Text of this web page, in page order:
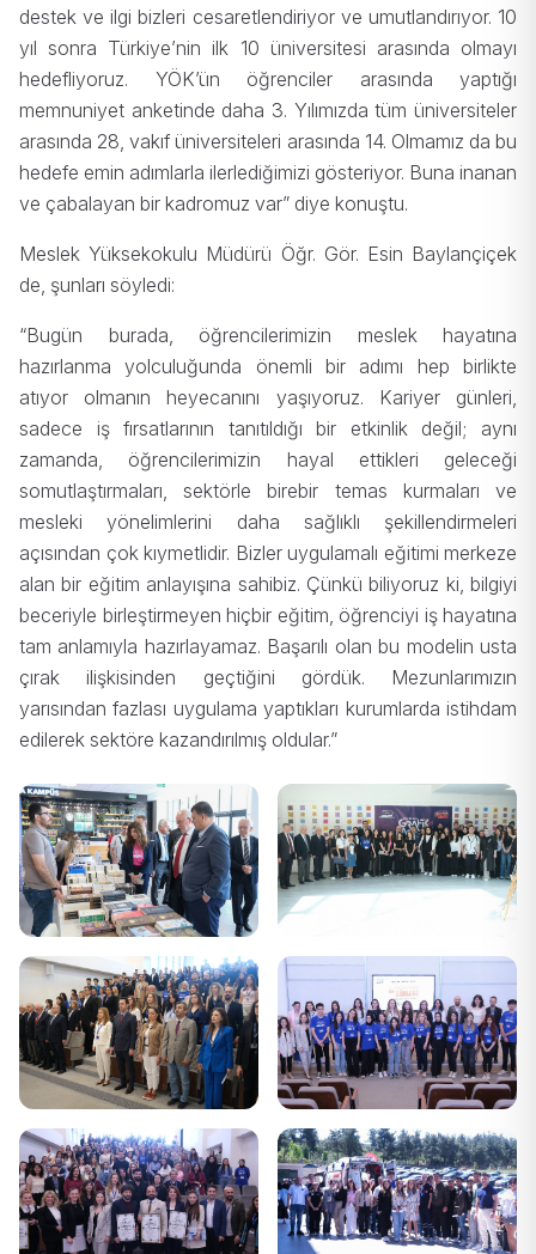
destek ve ilgi bizleri cesaretlendiriyor ve umutlandırıyor. 10
yıl sonra Türkiye’nin ilk 10 üniversitesi arasında olmayı
hedefliyoruz. YÖK’ün öğrenciler arasında yaptığı
memnuniyet anketinde daha 3. Yılımızda tüm üniversiteler
arasında 28, vakıf üniversiteleri arasında 14. Olmamız da bu
hedefe emin adımlarla ilerlediğimizi gösteriyor. Buna inanan
ve çabalayan bir kadromuz var” diye konuştu.
Meslek Yüksekokulu Müdürü Öğr. Gör. Esin Baylançiçek
de, şunları söyledi:
“Bugün burada, öğrencilerimizin meslek hayatına
hazırlanma yolculuğunda önemli bir adımı hep birlikte
atıyor olmanın heyecanını yaşıyoruz. Kariyer günleri,
sadece iş fırsatlarının tanıtıldığı bir etkinlik değil; aynı
zamanda, öğrencilerimizin hayal ettikleri geleceği
somutlaştırmaları, sektörle birebir temas kurmaları ve
mesleki yönelimlerini daha sağlıklı şekillendirmeleri
açısından çok kıymetlidir. Bizler uygulamalı eğitimi merkeze
alan bir eğitim anlayışına sahibiz. Çünkü biliyoruz ki, bilgiyi
beceriyle birleştirmeyen hiçbir eğitim, öğrenciyi iş hayatına
tam anlamıyla hazırlayamaz. Başarılı olan bu modelin usta
çırak ilişkisinden geçtiğini gördük. Mezunlarımızın
yarısından fazlası uygulama yaptıkları kurumlarda istihdam
edilerek sektöre kazandırılmış oldular.”